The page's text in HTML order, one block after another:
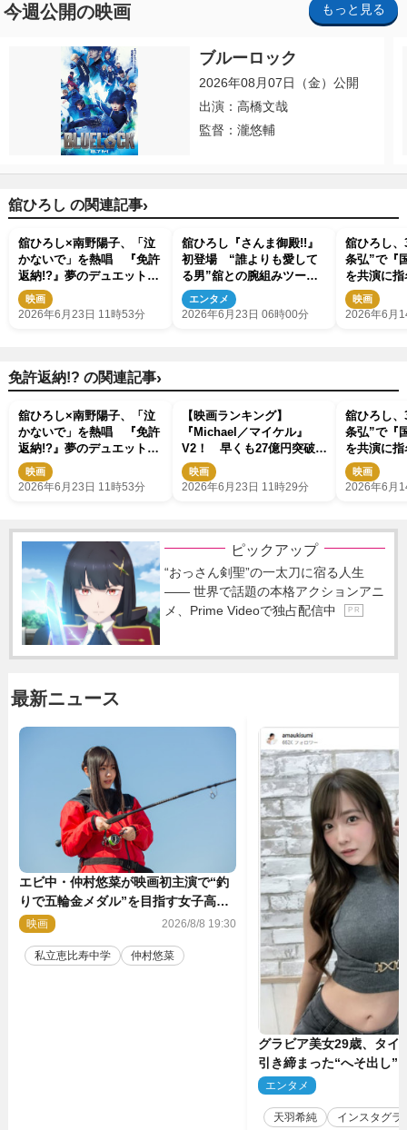
今週公開の映画 もっと見る
ブルーロック
2026年08月07日（金）公開
出演：高橋文哉
監督：瀧悠輔
舘ひろし の関連記事›
舘ひろし×南野陽子、「泣
かないで」を熱唱 『免許
返納!?』夢のデュエットシ
ーン解禁
映画
2026年6月23日 11時53分
舘ひろし『さんま御殿!!』
初登場 “誰よりも愛して
る男”舘との腕組みツーシ
ョットに王林が歓喜
エンタメ
2026年6月23日 06時00分
舘ひろし
条弘”で『
を共演に
る石原プ
映画
2026年6月
免許返納!? の関連記事›
舘ひろし×南野陽子、「泣
かないで」を熱唱 『免許
返納!?』夢のデュエットシ
ーン解禁
映画
2026年6月23日 11時53分
【映画ランキング】
『Michael／マイケル』
V2！ 早くも27億円突破
『黒牢城』2位、『免許返
納!?』3位発進
映画
2026年6月23日 11時29分
舘ひろし
条弘”で『
を共演に
る石原プ
映画
2026年6月
ピックアップ
“おっさん剣聖”の一太刀に宿る人生
―― 世界で話題の本格アクションアニ
メ、Prime Videoで独占配信中
P R
最新ニュース
エビ中・仲村悠菜が映画初主演で“釣
りで五輪金メダル”を目指す女子高生
に！ 映画『つりこまち』今秋公開
映画 2026/8/8 19:30
私立恵比寿中学 仲村悠菜
グラビア美女29歳、タイ
引き締まった“へそ出し”
「可愛い過ぎる」
エンタメ
天羽希純 インスタグラ